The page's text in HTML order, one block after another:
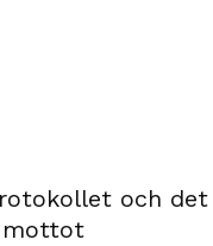
och det
mottot